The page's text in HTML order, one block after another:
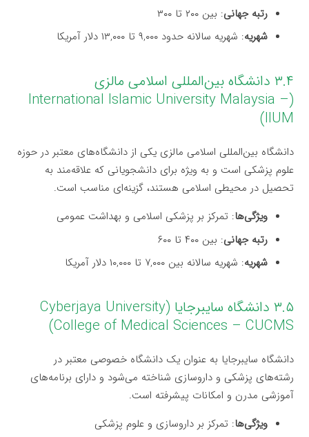
رتبه جهانی: بین ۲۰۰ تا ۳۰۰
شهریه: شهریه سالانه حدود ۹,۰۰۰ تا ۱۳,۰۰۰ دلار آمریکا
۳.۴ دانشگاه بین‌المللی اسلامی مالزی
(International Islamic University Malaysia –
IIUM)
دانشگاه بین‌المللی اسلامی مالزی یکی از دانشگاه‌های معتبر در حوزه
علوم پزشکی است و به ویژه برای دانشجویانی که علاقه‌مند به
تحصیل در محیطی اسلامی هستند، گزینه‌ای مناسب است.
ویژگی‌ها: تمرکز بر پزشکی اسلامی و بهداشت عمومی
رتبه جهانی: بین ۴۰۰ تا ۶۰۰
شهریه: شهریه سالانه بین ۷,۰۰۰ تا ۱۰,۰۰۰ دلار آمریکا
۳.۵ دانشگاه سایبرجایا (Cyberjaya University
College of Medical Sciences – CUCMS)
دانشگاه سایبرجایا به عنوان یک دانشگاه خصوصی معتبر در
رشته‌های پزشکی و داروسازی شناخته می‌شود و دارای برنامه‌های
آموزشی مدرن و امکانات پیشرفته است.
ویژگی‌ها: تمرکز بر داروسازی و علوم پزشکی